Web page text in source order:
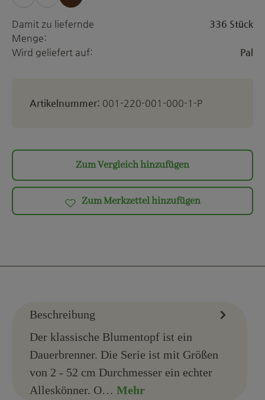
Damit zu liefernde
Menge:
336 Stück
Wird geliefert auf: Pal
Artikelnummer: 001-220-001-000-1-P
Zum Vergleich hinzufügen
Zum Merkzettel hinzufügen
Beschreibung
Der klassische Blumentopf ist ein
Dauerbrenner. Die Serie ist mit Größen
von 2 - 52 cm Durchmesser ein echter
Alleskönner. O… Mehr